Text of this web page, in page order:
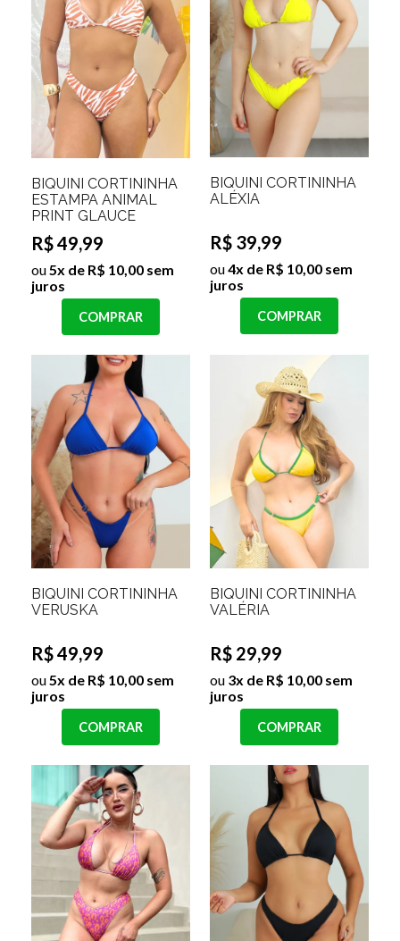
BIQUINI CORTININHA
ESTAMPA ANIMAL
PRINT GLAUCE
R$ 49,99
ou5x de R$ 10,00 sem
juros
COMPRAR
BIQUINI CORTININHA
ALÉXIA
R$ 39,99
ou4x de R$ 10,00 sem
juros
COMPRAR
BIQUINI CORTININHA
VERUSKA
R$ 49,99
ou 5x de R$ 10,00 sem
juros
COMPRAR
BIQUINI CORTININHA
VALÉRIA
R$ 29,99
ou 3x de R$ 10,00 sem
juros
COMPRAR